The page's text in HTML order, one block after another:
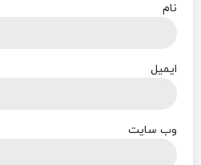
نام
ایمیل
وب‌ سایت